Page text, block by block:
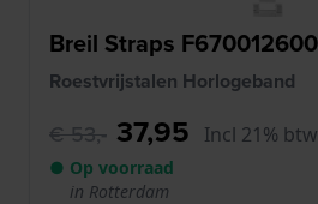
Breil Straps
Roestvrijstalen Horlogeband
€ 53,- 37,95 Incl 21% btw
● Op voorraad
in Rotterdam